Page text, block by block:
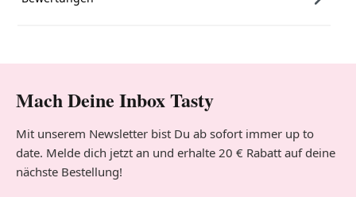
Mach Deine Inbox Tasty
Mit unserem Newsletter bist Du ab sofort immer up to
date. Melde dich jetzt an und erhalte 20 € Rabatt auf deine
nächste Bestellung!